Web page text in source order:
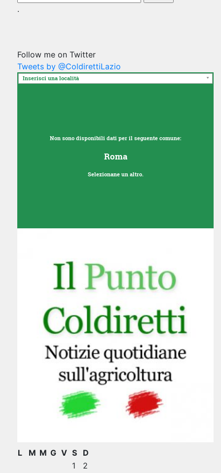
per:
.
Follow me on Twitter
Tweets by @ColdirettiLazio
Inserisci una località
Non sono disponibili dati per il seguente comune:
Roma
Selezionane un altro.
L M M G V S
D
1
2